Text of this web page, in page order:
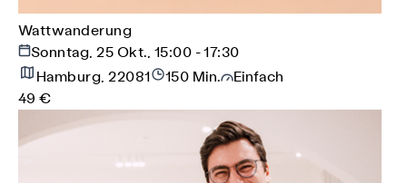
Wattwanderung
Sonntag, 25 Okt., 15:00 - 17:30
Hamburg, 22081
150 Min.
Einfach
49 €